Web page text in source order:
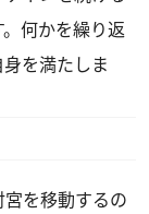
何かを繰り返
を満たしま
を移動するの